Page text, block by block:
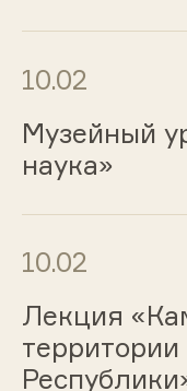
10.02
Музейный
наука»
10.02
Лекция
территории